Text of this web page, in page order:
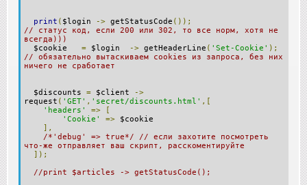
print ( $login -> getStatusCode ());
// статус код, если 200 или 302, то все норм, хотя не
всегда)))
$cookie = $login -> getHeaderLine ( 'Set-Cookie' );
// обязательно вытаскиваем cookies из запроса, без них
ничего не сработает
$discounts = $client
->
request ( 'GET' , 'secret/discounts.html' ,[
'headers'
=>
[
'Cookie'
=> $cookie
],
/*'debug' => true*/
// если захотите посмотреть
что-же отправляет ваш скрипт, расскоментируйте
]);
//print $articles -> getStatusCode();